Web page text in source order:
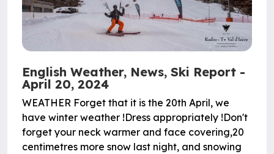
English Weather, News, Ski Report -
April 20, 2024
WEATHER Forget that it is the 20th April, we
have winter weather !Dress appropriately !Don't
forget your neck warmer and face covering,20
centimetres more snow last night, and snowing